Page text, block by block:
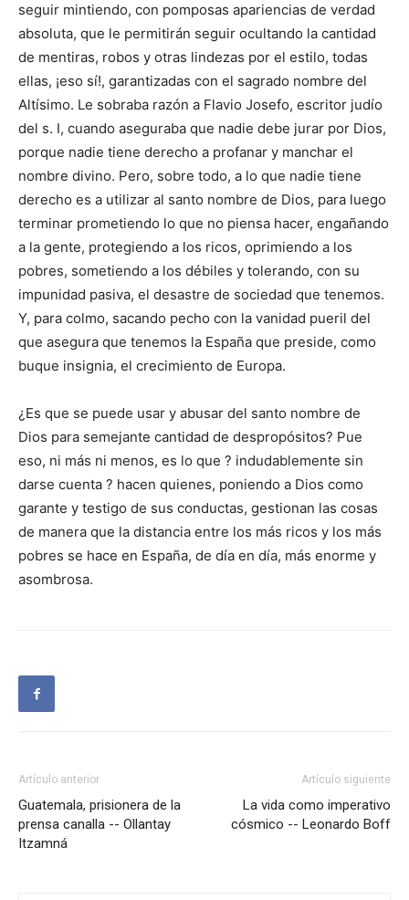
seguir mintiendo, con pomposas apariencias de verdad
absoluta, que le permitirán seguir ocultando la cantidad
de mentiras, robos y otras lindezas por el estilo, todas
ellas, ¡eso sí!, garantizadas con el sagrado nombre del
Altísimo. Le sobraba razón a Flavio Josefo, escritor judío
del s. I, cuando aseguraba que nadie debe jurar por Dios,
porque nadie tiene derecho a profanar y manchar el
nombre divino. Pero, sobre todo, a lo que nadie tiene
derecho es a utilizar al santo nombre de Dios, para luego
terminar prometiendo lo que no piensa hacer, engañando
a la gente, protegiendo a los ricos, oprimiendo a los
pobres, sometiendo a los débiles y tolerando, con su
impunidad pasiva, el desastre de sociedad que tenemos.
Y, para colmo, sacando pecho con la vanidad pueril del
que asegura que tenemos la España que preside, como
buque insignia, el crecimiento de Europa.
¿Es que se puede usar y abusar del santo nombre de
Dios para semejante cantidad de despropósitos? Pue
eso, ni más ni menos, es lo que ? indudablemente sin
darse cuenta ? hacen quienes, poniendo a Dios como
garante y testigo de sus conductas, gestionan las cosas
de manera que la distancia entre los más ricos y los más
pobres se hace en España, de día en día, más enorme y
asombrosa.
Artículo anterior
Guatemala, prisionera de la
prensa canalla -- Ollantay
Itzamná
Artículo siguiente
La vida como imperativo
cósmico -- Leonardo Boff